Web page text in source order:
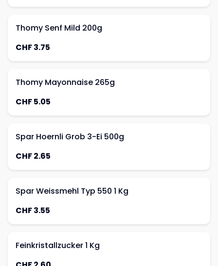
Thomy Senf Mild 200g
CHF 3.75
Thomy Mayonnaise 265g
CHF 5.05
Spar Hoernli Grob 3-Ei 500g
CHF 2.65
Spar Weissmehl Typ 550 1 Kg
CHF 3.55
Feinkristallzucker 1 Kg